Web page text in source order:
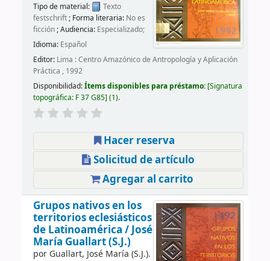
Tipo de material:
Texto
festschrift; Forma literaria: No es
ficción; Audiencia: Especializado;
Idioma: Español
Editor: Lima : Centro Amazónico de Antropología y Aplicación
Práctica , 1992
Disponibilidad:Ítems disponibles para préstamo: Signatura
topográfica: F 37 G85 (1).
Hacer reserva
Solicitud de artículo
Agregar al carrito
Grupos nativos en los
territorios eclesiásticos
de Latinoamérica /José
María Guallart (S.J.)
por Guallart, José María (S.J.).